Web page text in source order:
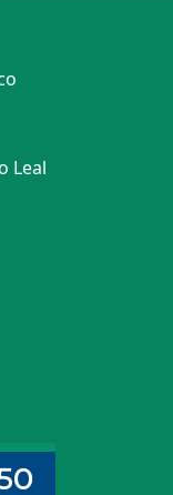
Leal